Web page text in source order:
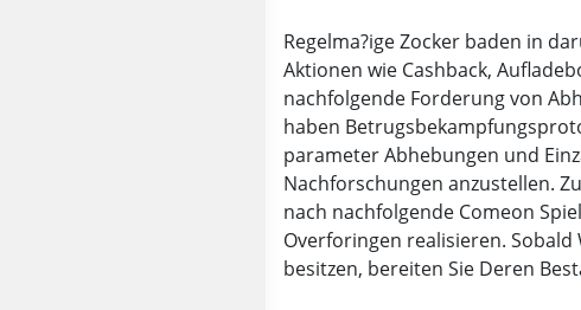
Regelma?ige Zocker baden in
Aktionen wie Cashback,
nachfolgende Forderung von
haben
parameter Abhebungen und
Nachforschungen anzustellen.
nach nachfolgende Comeon
Overforingen realisieren.
besitzen, bereiten Sie Deren